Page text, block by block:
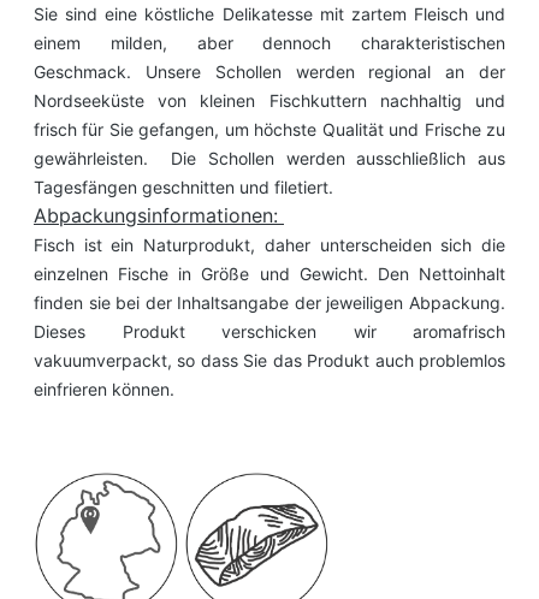
Sie sind eine köstliche Delikatesse mit zartem Fleisch und
einem milden, aber dennoch charakteristischen
Geschmack. Unsere Schollen werden regional an der
Nordseeküste von kleinen Fischkuttern nachhaltig und
frisch für Sie gefangen, um höchste Qualität und Frische zu
gewährleisten. Die Schollen werden ausschließlich aus
Tagesfängen geschnitten und filetiert.
Abpackungsinformationen:
Fisch ist ein Naturprodukt, daher unterscheiden sich die
einzelnen Fische in Größe und Gewicht. Den Nettoinhalt
finden sie bei der Inhaltsangabe der jeweiligen Abpackung.
Dieses Produkt verschicken wir aromafrisch
vakuumverpackt, so dass Sie das Produkt auch problemlos
einfrieren können.